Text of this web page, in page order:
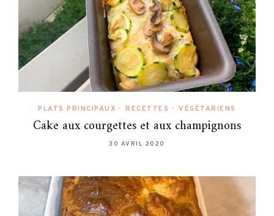
PLATS PRINCIPAUX • RECETTES • VÉGÉTARIENS
Cake aux courgettes et aux champignons
30 AVRIL 2020